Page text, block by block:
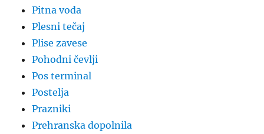
Pitna voda
Plesni tečaj
Plise zavese
Pohodni čevlji
Pos terminal
Postelja
Prazniki
Prehranska dopolnila